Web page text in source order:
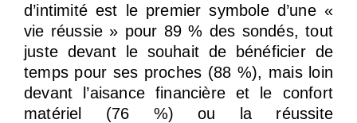
d’intimité est le premier symbole d’une «
vie réussie » pour 89 % des sondés, tout
juste devant le souhait de bénéficier de
temps pour ses proches (88 %), mais loin
devant l’aisance financière et le confort
matériel (76 %) ou la réussite